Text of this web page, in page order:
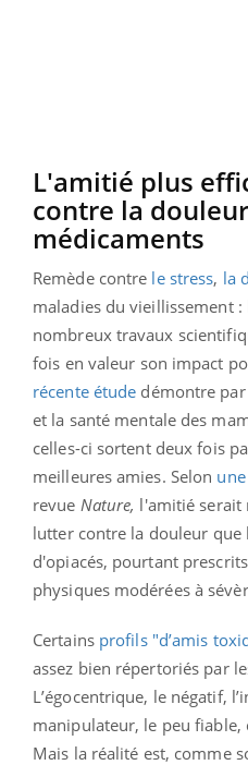
L'amitié plus
contre la
médicaments
Remède contre le stress, la
maladies du vieillissement
nombreux travaux
fois en valeur son impact
récente étude démontre
et la santé mentale des
celles-ci sortent deux fois
meilleures amies. Selon
revue Nature, l'amitié serait
lutter contre la douleur que
d'opiacés, pourtant
physiques modérées à
Certains profils "d’amis
assez bien répertoriés par
L’égocentrique, le négatif,
manipulateur, le peu fiable,
Mais la réalité est, comme